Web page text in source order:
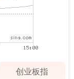
创业板指